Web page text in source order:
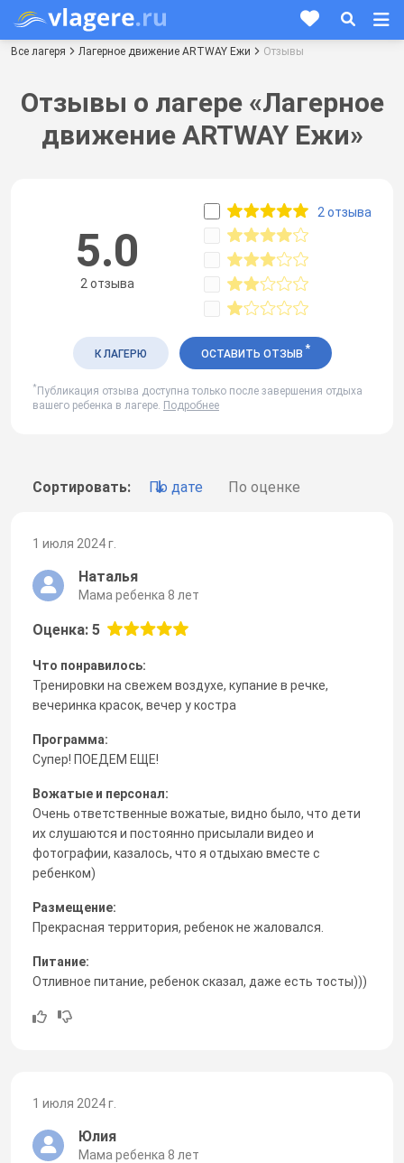
Все лагеря Лагерное движение ARTWAY Ежи Отзывы
Отзывы о лагере «Лагерное
движение ARTWAY Ежи»
Сортировать: По дате По оценке
1 июля 2024 г.
Наталья
Мама ребенка 8 лет
Оценка: 5
Что понравилось:
Тренировки на свежем воздухе, купание в речке,
вечеринка красок, вечер у костра
Программа:
Супер! ПОЕДЕМ ЕЩЕ!
Вожатые и персонал:
Очень ответственные вожатые, видно было, что дети
их слушаются и постоянно присылали видео и
фотографии, казалось, что я отдыхаю вместе с
ребенком)
Размещение:
Прекрасная территория, ребенок не жаловался.
Питание:
Отливное питание, ребенок сказал, даже есть тосты)))
1 июля 2024 г.
Юлия
Мама ребенка 8 лет
5.0
2 отзыва
2 отзыва
К ЛАГЕРЮ ОСТАВИТЬ ОТЗЫВ *
* Публикация отзыва доступна только после завершения отдыха
вашего ребенка в лагере. Подробнее